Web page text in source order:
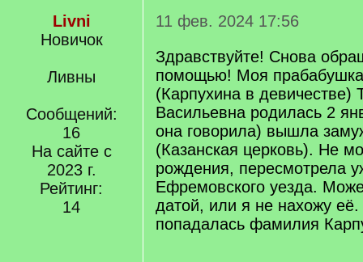
Livni
Новичок
Ливны
Сообщений:
16
На сайте с
2023 г.
Рейтинг:
14
11 фев. 2024 17:56
Здравствуйте! Снова
помощью! Моя
(Карпухина в девичестве)
Васильевна родилась 2
она говорила) вышла
(Казанская церковь). Не
рождения, пересмотрела
Ефремовского уезда.
датой, или я не нахожу
попадалась фамилия